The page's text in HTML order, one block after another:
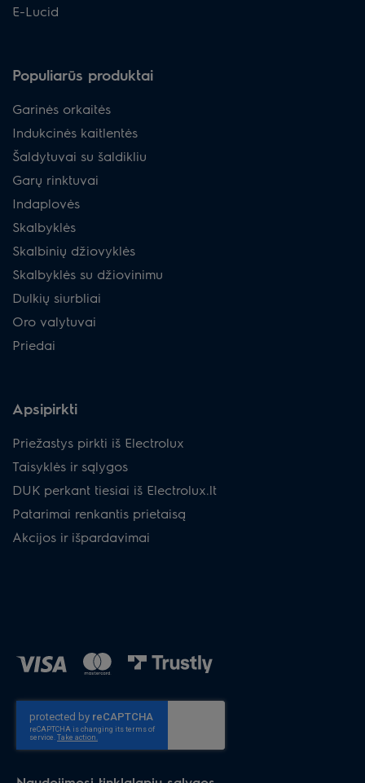
E-Lucid
Populiarūs produktai
Garinės orkaitės
Indukcinės kaitlentės
Šaldytuvai su šaldikliu
Garų rinktuvai
Indaplovės
Skalbyklės
Skalbinių džiovyklės
Skalbyklės su džiovinimu
Dulkių siurbliai
Oro valytuvai
Priedai
Apsipirkti
Priežastys pirkti iš Electrolux
Taisyklės ir sąlygos
DUK perkant tiesiai iš Electrolux.lt
Patarimai renkantis prietaisą
Akcijos ir išpardavimai